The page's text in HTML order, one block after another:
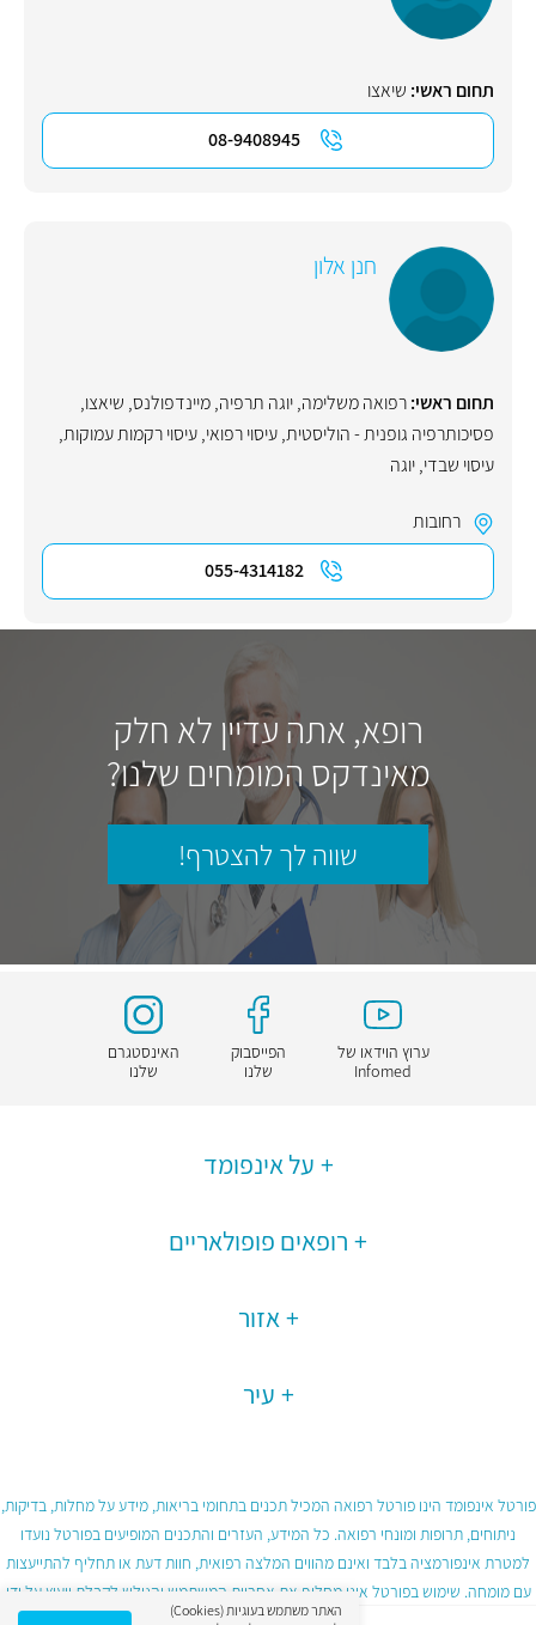
תחום ראשי: שיאצו
08-9408945
חנן אלון
תחום ראשי:רפואה משלימה,יוגה תרפיה,מיינדפולנס, שיאצו,
פסיכותרפיה גופנית - הוליסטית,עיסוי רפואי,עיסוי רקמות עמוקות,
עיסוי שבדי,יוגה
רחובות
055-4314182
רופא, אתה עדיין לא חלק
מאינדקס המומחים שלנו?
שווה לך להצטרף!
ערוץ הוידאו של
Infomed
הפייסבוק
שלנו
האינסטגרם
שלנו
על אינפומד
רופאים פופולאריים
אזור
עיר
פורטל אינפומד הינו פורטל רפואה המכיל תכנים בתחומי בריאות, מידע על מחלות, בדיקות,
ניתוחים, תרופות ומונחי רפואה. כל המידע, העזרים והתכנים המופיעים בפורטל נועדו
למטרת אינפורמציה בלבד ואינם מהווים המלצה רפואית, חוות דעת או תחליף להתייעצות
עם מומחה. שימוש בפורטל אינו מחליף את אחריות המשתמש והגולש לקבלת ייעוץ על ידי
גורם רפואי מוסמך ובכפוף לתנאי השימוש בפורטל.
האתר משתמש בעוגיות (Cookies)